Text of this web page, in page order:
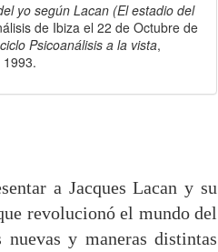
yo según Lacan (El estadio del
de Ibiza el 22 de Octubre de
Psicoanálisis a la vista,
a Jacques Lacan y su
revolucionó el mundo del
y maneras distintas